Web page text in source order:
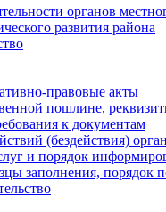
органов
развития района
правовые акты
пошлине,
к документам
(бездействия)
и порядок
заполнения, порядок